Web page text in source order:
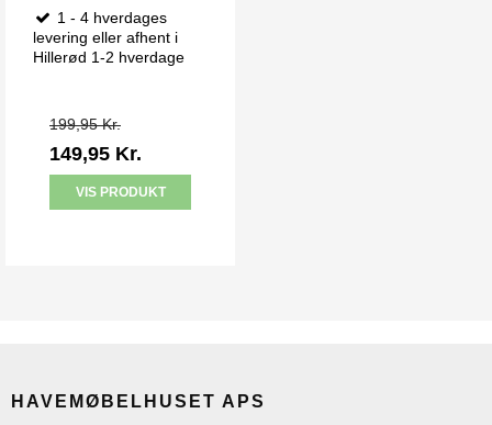
1 - 4 hverdages
levering eller afhent i
Hillerød 1-2 hverdage
199,95 Kr.
149,95 Kr.
VIS PRODUKT
HAVEMØBELHUSET APS